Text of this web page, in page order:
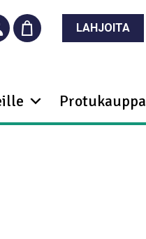
LAHJOITA
Protukauppa